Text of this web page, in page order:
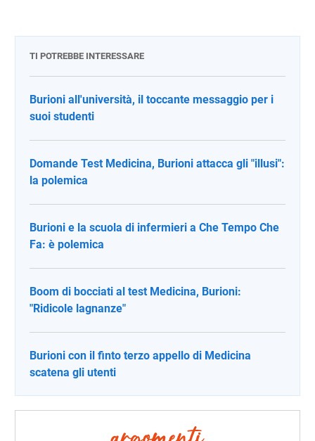
TI POTREBBE INTERESSARE
Burioni all'università, il toccante messaggio per i
suoi studenti
Domande Test Medicina, Burioni attacca gli "illusi":
la polemica
Burioni e la scuola di infermieri a Che Tempo Che
Fa: è polemica
Boom di bocciati al test Medicina, Burioni:
"Ridicole lagnanze"
Burioni con il finto terzo appello di Medicina
scatena gli utenti